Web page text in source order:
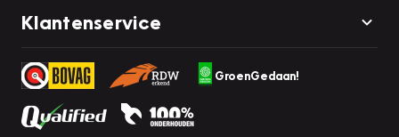
Klantenservice
GroenGedaan!